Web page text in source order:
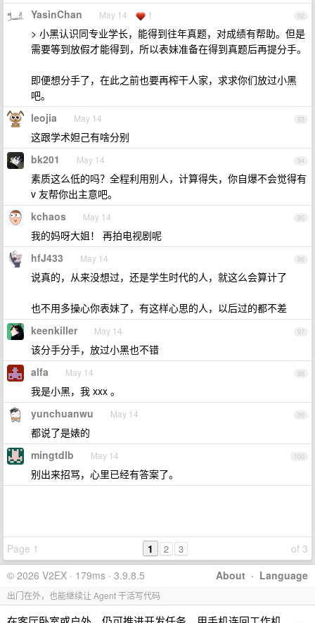
92
YasinChan May 14 1
> 小黑认识同专业学长，能得到往年真题，对成绩有帮助。但是
需要等到放假才能得到，所以表妹准备在得到真题后再提分手。
即便想分手了，在此之前也要再榨干人家，求求你们放过小黑
吧。
93
leojia May 14
这跟学术妲己有啥分别
94
bk201 May 14
素质这么低的吗？全程利用别人，计算得失，你自爆不会觉得有
v 友帮你出主意吧。
95
kchaos May 14
我的妈呀大姐！ 再拍电视剧呢
96
hfJ433 May 14
说真的，从来没想过，还是学生时代的人，就这么会算计了
也不用多操心你表妹了，有这样心思的人，以后过的都不差
97
keenkiller May 14
该分手分手，放过小黑也不错
98
alfa May 14
我是小黑，我 xxx 。
99
yunchuanwu May 14
都说了是婊的
100
mingtdlb May 14
别出来招骂，心里已经有答案了。
Page 1 of 3
1 2 3
About · Language
© 2026 V2EX · 179ms · 3.9.8.5
出门在外，也能继续让 Agent 干活写代码